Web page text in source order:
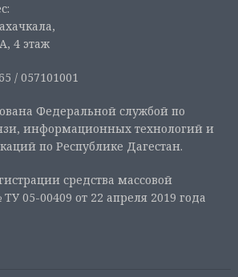
4 этаж
/ 057101001
Федеральной службой по
информационных технологий и
по Республике Дагестан.
средства массовой
05-00409 от 22 апреля 2019 года